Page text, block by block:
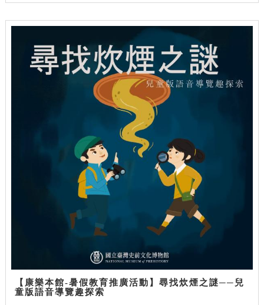
【康樂本館-暑假教育推廣活動】尋找炊煙之謎──兒
童版語音導覽趣探索